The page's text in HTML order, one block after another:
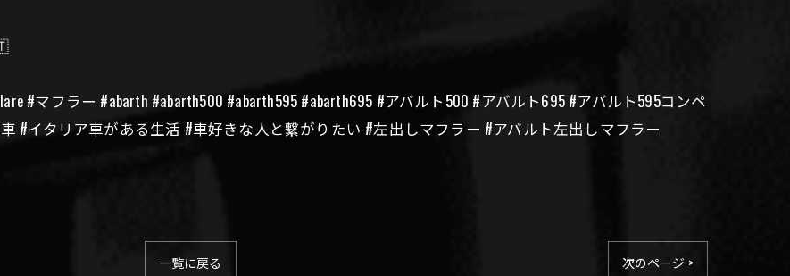
#マフラー #abarth #abarth500 #abarth595 #abarth695 #アバルト500 #アバルト695 #アバルト595コンペ
#イタリア車がある生活 #車好きな人と繋がりたい #左出しマフラー #アバルト左出しマフラー
一覧に戻る 次のページ >